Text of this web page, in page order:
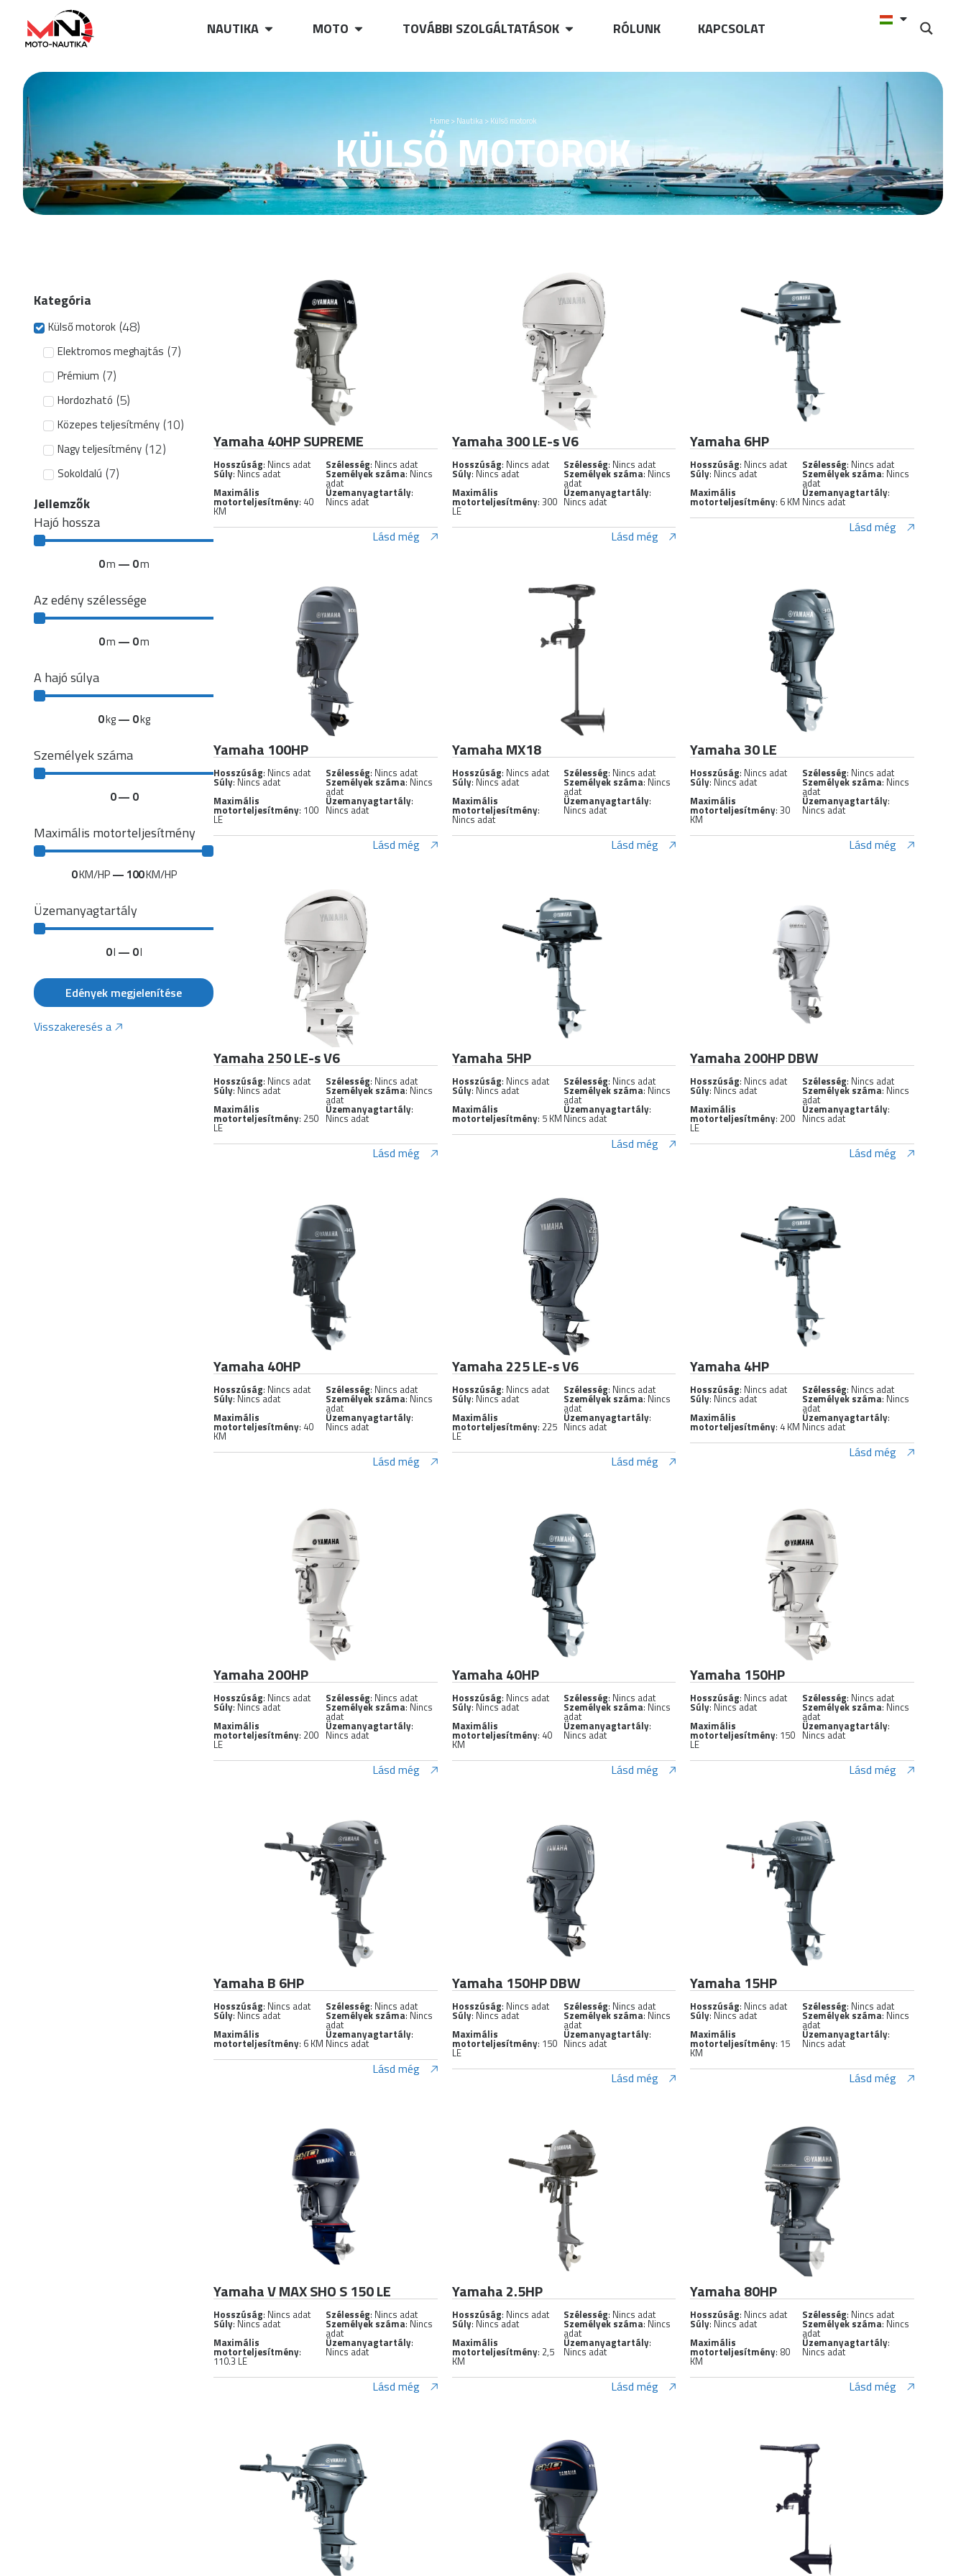
NAUTIKA MOTO TOVÁBBI SZOLGÁLTATÁSOK RÓLUNK KAPCSOLAT
Home>Nautika>Külső motorok
KÜLSŐ MOTOROK
Kategória
Külső motorok (48)
Elektromos meghajtás (7)
Prémium (7)
Hordozható (5)
Közepes teljesítmény (10)
Nagy teljesítmény (12)
Sokoldalú (7)
Jellemzők
Hajó hossza
0m — 0m
Az edény szélessége
0m — 0m
A hajó súlya
0kg— 0kg
Személyek száma
0— 0
Maximális motorteljesítmény
0KM/HP— 100KM/HP
Üzemanyagtartály
0l — 0l
Edények megjelenítése
Visszakeresés a
Yamaha 40HP SUPREME
Hosszúság: Nincs adat Szélesség: Nincs adat
Súly: Nincs adat Személyek száma: Nincs
adat
Maximális
motorteljesítmény: 40
KM
Üzemanyagtartály:
Nincs adat
Lásd még
Yamaha 300 LE-s V6
Hosszúság: Nincs adat Szélesség: Nincs adat
Súly: Nincs adat Személyek száma: Nincs
adat
Maximális
motorteljesítmény: 300
LE
Üzemanyagtartály:
Nincs adat
Lásd még
Yamaha 6HP
Hosszúság: Nincs adat Szélesség: Nincs adat
Súly: Nincs adat Személyek száma: Nincs
adat
Maximális
motorteljesítmény: 6 KM
Üzemanyagtartály:
Nincs adat
Lásd még
Yamaha 100HP
Hosszúság: Nincs adat Szélesség: Nincs adat
Súly: Nincs adat Személyek száma: Nincs
adat
Maximális
motorteljesítmény: 100
LE
Üzemanyagtartály:
Nincs adat
Lásd még
Yamaha MX18
Hosszúság: Nincs adat Szélesség: Nincs adat
Súly: Nincs adat Személyek száma: Nincs
adat
Maximális
motorteljesítmény:
Nincs adat
Üzemanyagtartály:
Nincs adat
Lásd még
Yamaha 30 LE
Hosszúság: Nincs adat Szélesség: Nincs adat
Súly: Nincs adat Személyek száma: Nincs
adat
Maximális
motorteljesítmény: 30
KM
Üzemanyagtartály:
Nincs adat
Lásd még
Yamaha 250 LE-s V6
Hosszúság: Nincs adat Szélesség: Nincs adat
Súly: Nincs adat Személyek száma: Nincs
adat
Maximális
motorteljesítmény: 250
LE
Üzemanyagtartály:
Nincs adat
Lásd még
Yamaha 5HP
Hosszúság: Nincs adat Szélesség: Nincs adat
Súly: Nincs adat Személyek száma: Nincs
adat
Maximális
motorteljesítmény: 5 KM
Üzemanyagtartály:
Nincs adat
Lásd még
Yamaha 200HP DBW
Hosszúság: Nincs adat Szélesség: Nincs adat
Súly: Nincs adat Személyek száma: Nincs
adat
Maximális
motorteljesítmény: 200
LE
Üzemanyagtartály:
Nincs adat
Lásd még
Yamaha 40HP
Hosszúság: Nincs adat Szélesség: Nincs adat
Súly: Nincs adat Személyek száma: Nincs
adat
Maximális
motorteljesítmény: 40
KM
Üzemanyagtartály:
Nincs adat
Lásd még
Yamaha 225 LE-s V6
Hosszúság: Nincs adat Szélesség: Nincs adat
Súly: Nincs adat Személyek száma: Nincs
adat
Maximális
motorteljesítmény: 225
LE
Üzemanyagtartály:
Nincs adat
Lásd még
Yamaha 4HP
Hosszúság: Nincs adat Szélesség: Nincs adat
Súly: Nincs adat Személyek száma: Nincs
adat
Maximális
motorteljesítmény: 4 KM
Üzemanyagtartály:
Nincs adat
Lásd még
Yamaha 200HP
Hosszúság: Nincs adat Szélesség: Nincs adat
Súly: Nincs adat Személyek száma: Nincs
adat
Maximális
motorteljesítmény: 200
LE
Üzemanyagtartály:
Nincs adat
Lásd még
Yamaha 40HP
Hosszúság: Nincs adat Szélesség: Nincs adat
Súly: Nincs adat Személyek száma: Nincs
adat
Maximális
motorteljesítmény: 40
KM
Üzemanyagtartály:
Nincs adat
Lásd még
Yamaha 150HP
Hosszúság: Nincs adat Szélesség: Nincs adat
Súly: Nincs adat Személyek száma: Nincs
adat
Maximális
motorteljesítmény: 150
LE
Üzemanyagtartály:
Nincs adat
Lásd még
Yamaha B 6HP
Hosszúság: Nincs adat Szélesség: Nincs adat
Súly: Nincs adat Személyek száma: Nincs
adat
Maximális
motorteljesítmény: 6 KM
Üzemanyagtartály:
Nincs adat
Lásd még
Yamaha 150HP DBW
Hosszúság: Nincs adat Szélesség: Nincs adat
Súly: Nincs adat Személyek száma: Nincs
adat
Maximális
motorteljesítmény: 150
LE
Üzemanyagtartály:
Nincs adat
Lásd még
Yamaha 15HP
Hosszúság: Nincs adat Szélesség: Nincs adat
Súly: Nincs adat Személyek száma: Nincs
adat
Maximális
motorteljesítmény: 15
KM
Üzemanyagtartály:
Nincs adat
Lásd még
Yamaha V MAX SHO S 150 LE
Hosszúság: Nincs adat Szélesség: Nincs adat
Súly: Nincs adat Személyek száma: Nincs
adat
Maximális
motorteljesítmény:
110.3 LE
Üzemanyagtartály:
Nincs adat
Lásd még
Yamaha 2.5HP
Hosszúság: Nincs adat Szélesség: Nincs adat
Súly: Nincs adat Személyek száma: Nincs
adat
Maximális
motorteljesítmény: 2,5
KM
Üzemanyagtartály:
Nincs adat
Lásd még
Yamaha 80HP
Hosszúság: Nincs adat Szélesség: Nincs adat
Súly: Nincs adat Személyek száma: Nincs
adat
Maximális
motorteljesítmény: 80
KM
Üzemanyagtartály:
Nincs adat
Lásd még